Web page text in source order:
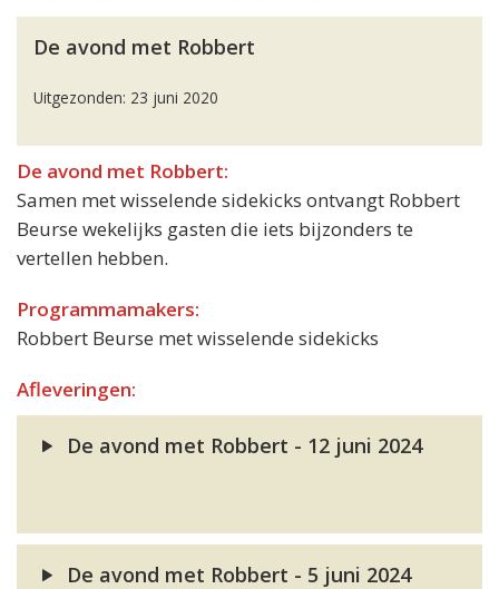
De avond met Robbert
Uitgezonden: 23 juni 2020
De avond met Robbert:
Samen met wisselende sidekicks ontvangt Robbert
Beurse wekelijks gasten die iets bijzonders te
vertellen hebben.
Programmamakers:
Robbert Beurse met wisselende sidekicks
Afleveringen:
De avond met Robbert - 12 juni 2024
De avond met Robbert - 5 juni 2024